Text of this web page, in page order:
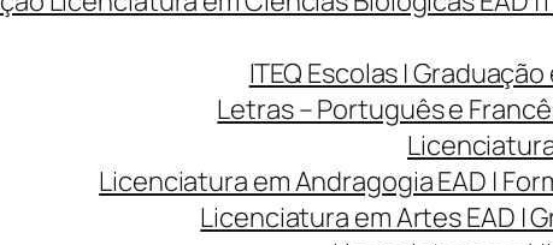
ITEQ Escolas |
Letras – Português e
Licenciatura em Andragogia EAD |
Licenciatura em Artes EAD |